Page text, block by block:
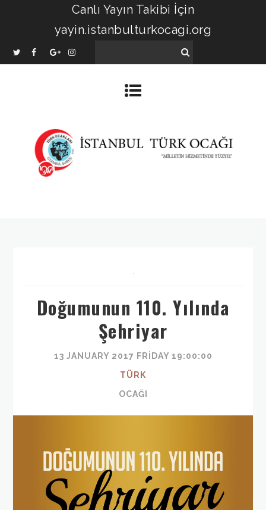
Canlı Yayın Takibi İçin
yayin.istanbulturkocagi.org
,
Doğumunun 110. Yılında
Şehriyar
13 JANUARY 2017 FRIDAY 19:00:00
TÜRK
OCAĞI